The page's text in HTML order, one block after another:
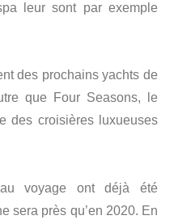
leur sont par exemple
des prochains yachts de
que Four Seasons, le
des croisières luxueuses
voyage ont déjà été
sera près qu’en 2020. En